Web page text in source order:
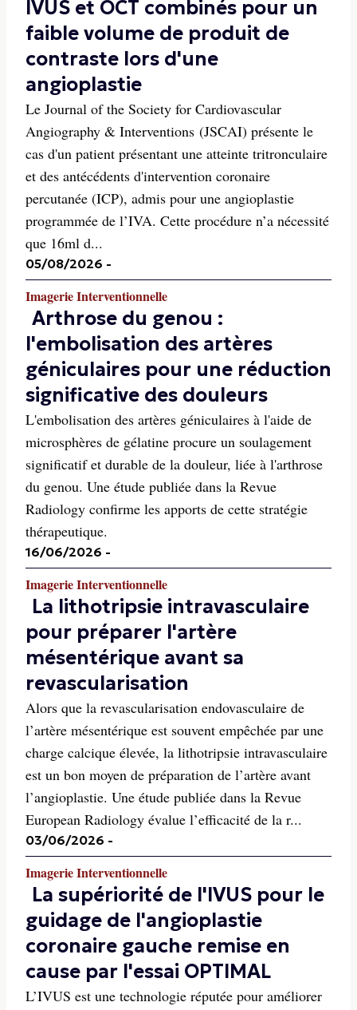
IVUS et OCT combinés pour un
faible volume de produit de
contraste lors d'une
angioplastie
Le Journal of the Society for Cardiovascular
Angiography & Interventions (JSCAI) présente le
cas d'un patient présentant une atteinte tritronculaire
et des antécédents d'intervention coronaire
percutanée (ICP), admis pour une angioplastie
programmée de l’IVA. Cette procédure n’a nécessité
que 16ml d...
05/08/2026 -
Imagerie Interventionnelle
Arthrose du genou :
l'embolisation des artères
géniculaires pour une réduction
significative des douleurs
L'embolisation des artères géniculaires à l'aide de
microsphères de gélatine procure un soulagement
significatif et durable de la douleur, liée à l'arthrose
du genou. Une étude publiée dans la Revue
Radiology confirme les apports de cette stratégie
thérapeutique.
16/06/2026 -
Imagerie Interventionnelle
La lithotripsie intravasculaire
pour préparer l'artère
mésentérique avant sa
revascularisation
Alors que la revascularisation endovasculaire de
l’artère mésentérique est souvent empêchée par une
charge calcique élevée, la lithotripsie intravasculaire
est un bon moyen de préparation de l’artère avant
l’angioplastie. Une étude publiée dans la Revue
European Radiology évalue l’efficacité de la r...
03/06/2026 -
Imagerie Interventionnelle
La supériorité de l'IVUS pour le
guidage de l'angioplastie
coronaire gauche remise en
cause par l'essai OPTIMAL
L’IVUS est une technologie réputée pour améliorer